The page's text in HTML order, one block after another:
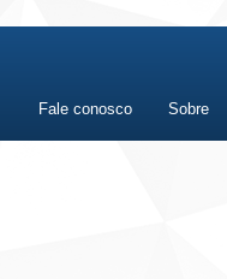
Fale conosco Sobre